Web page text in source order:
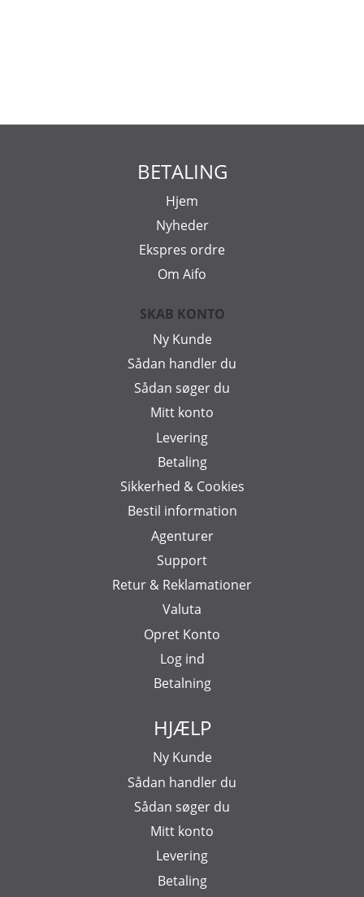
BETALING
Hjem
Nyheder
Ekspres ordre
Om Aifo
SKAB KONTO
Ny Kunde
Sådan handler du
Sådan søger du
Mitt konto
Levering
Betaling
Sikkerhed & Cookies
Bestil information
Agenturer
Support
Retur & Reklamationer
Valuta
Opret Konto
Log ind
Betalning
HJÆLP
Ny Kunde
Sådan handler du
Sådan søger du
Mitt konto
Levering
Betaling